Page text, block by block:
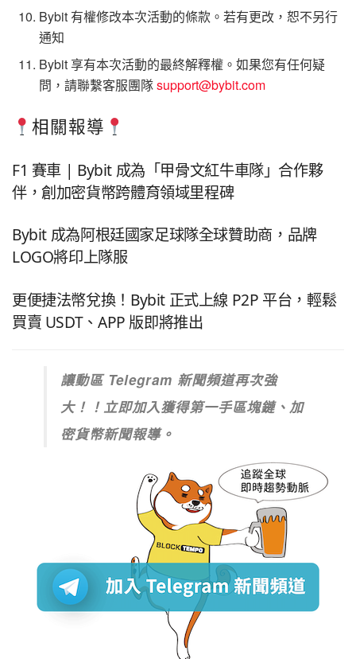
Bybit 有權修改本次活動的條款。若有更改，恕不另行
通知
Bybit 享有本次活動的最終解釋權。如果您有任何疑
問，請聯繫客服團隊support@bybit.com
相關報導
F1 賽車 | Bybit 成為「甲骨文紅牛車隊」合作夥
伴，創加密貨幣跨體育領域里程碑
Bybit 成為阿根廷國家足球隊全球贊助商，品牌
LOGO將印上隊服
更便捷法幣兌換！Bybit 正式上線 P2P 平台，輕鬆
買賣 USDT、APP 版即將推出
讓動區 Telegram 新聞頻道再次強
大！！立即加入獲得第一手區塊鏈、加
密貨幣新聞報導。